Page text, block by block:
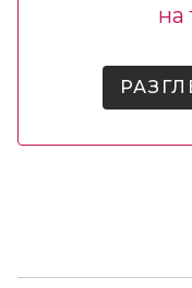
на